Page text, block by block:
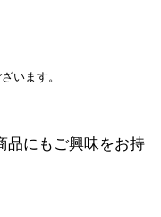
います。
品にもご興味をお持